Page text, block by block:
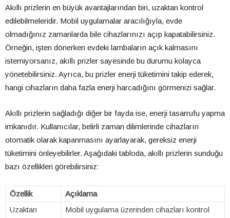
Akıllı prizlerin en büyük avantajlarından biri, uzaktan kontrol
edilebilmeleridir. Mobil uygulamalar aracılığıyla, evde
olmadığınız zamanlarda bile cihazlarınızı açıp kapatabilirsiniz.
Örneğin, işten dönerken evdeki lambaların açık kalmasını
istemiyorsanız, akıllı prizler sayesinde bu durumu kolayca
yönetebilirsiniz. Ayrıca, bu prizler enerji tüketimini takip ederek,
hangi cihazların daha fazla enerji harcadığını görmenizi sağlar.
Akıllı prizlerin sağladığı diğer bir fayda ise, enerji tasarrufu yapma
imkanıdır. Kullanıcılar, belirli zaman dilimlerinde cihazların
otomatik olarak kapanmasını ayarlayarak, gereksiz enerji
tüketimini önleyebilirler. Aşağıdaki tabloda, akıllı prizlerin sunduğu
bazı özellikleri görebilirsiniz:
Özellik
Açıklama
Uzaktan
Mobil uygulama üzerinden cihazları kontrol